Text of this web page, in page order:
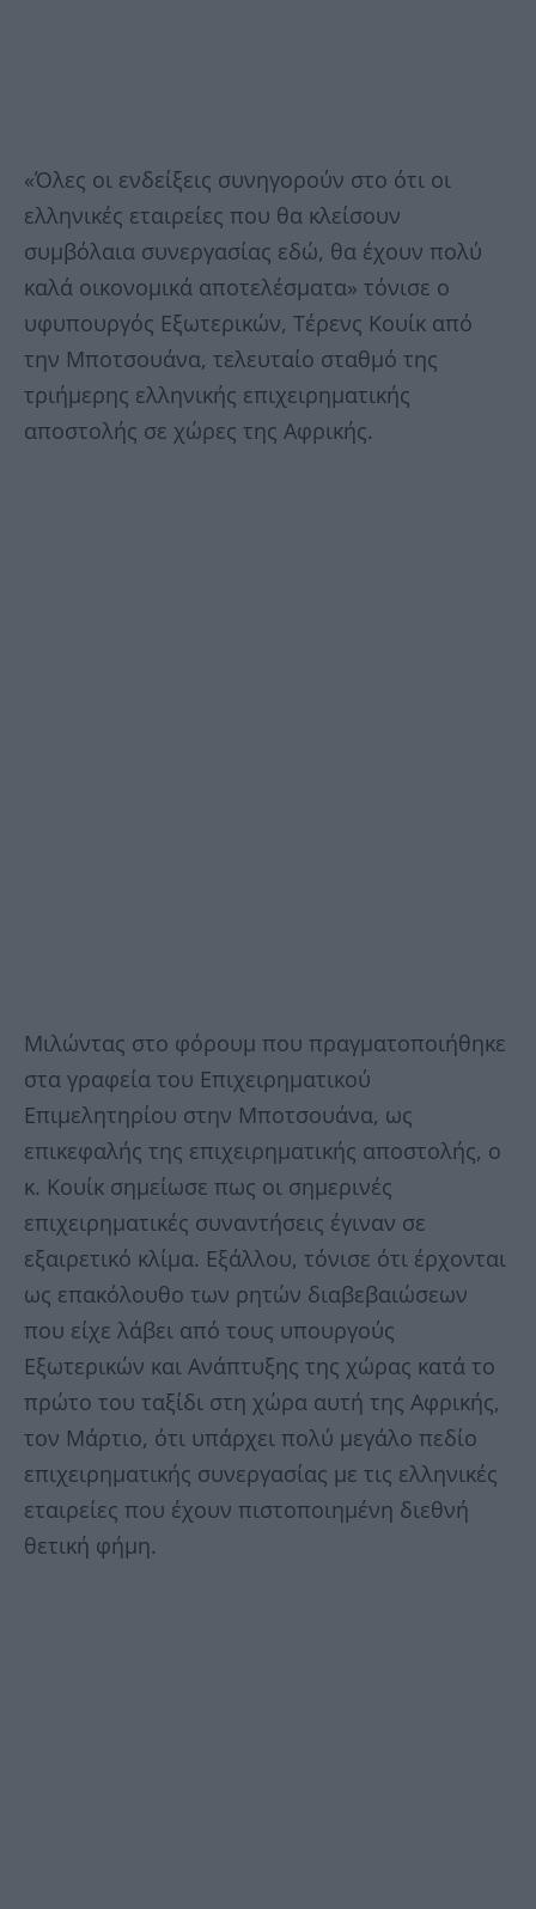
«Όλες οι ενδείξεις συνηγορούν στο ότι οι
ελληνικές εταιρείες που θα κλείσουν
συμβόλαια συνεργασίας εδώ, θα έχουν πολύ
καλά οικονομικά αποτελέσματα» τόνισε ο
υφυπουργός Εξωτερικών, Τέρενς Κουίκ από
την Μποτσουάνα, τελευταίο σταθμό της
τριήμερης ελληνικής επιχειρηματικής
αποστολής σε χώρες της Αφρικής.
Μιλώντας στο φόρουμ που πραγματοποιήθηκε
στα γραφεία του Επιχειρηματικού
Επιμελητηρίου στην Μποτσουάνα, ως
επικεφαλής της επιχειρηματικής αποστολής, ο
κ. Κουίκ σημείωσε πως οι σημερινές
επιχειρηματικές συναντήσεις έγιναν σε
εξαιρετικό κλίμα. Εξάλλου, τόνισε ότι έρχονται
ως επακόλουθο των ρητών διαβεβαιώσεων
που είχε λάβει από τους υπουργούς
Εξωτερικών και Ανάπτυξης της χώρας κατά το
πρώτο του ταξίδι στη χώρα αυτή της Αφρικής,
τον Μάρτιο, ότι υπάρχει πολύ μεγάλο πεδίο
επιχειρηματικής συνεργασίας με τις ελληνικές
εταιρείες που έχουν πιστοποιημένη διεθνή
θετική φήμη.